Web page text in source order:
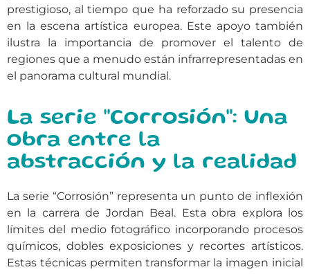
prestigioso, al tiempo que ha reforzado su presencia
en la escena artística europea. Este apoyo también
ilustra la importancia de promover el talento de
regiones que a menudo están infrarrepresentadas en
el panorama cultural mundial.
La serie "Corrosión": Una
obra entre la
abstracción y la realidad
La serie “Corrosión” representa un punto de inflexión
en la carrera de Jordan Beal. Esta obra explora los
límites del medio fotográfico incorporando procesos
químicos, dobles exposiciones y recortes artísticos.
Estas técnicas permiten transformar la imagen inicial